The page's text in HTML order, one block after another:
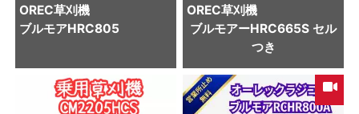
OREC草刈機
ブルモアHRC805
OREC草刈機
ブルモアーHRC665S セル
つき